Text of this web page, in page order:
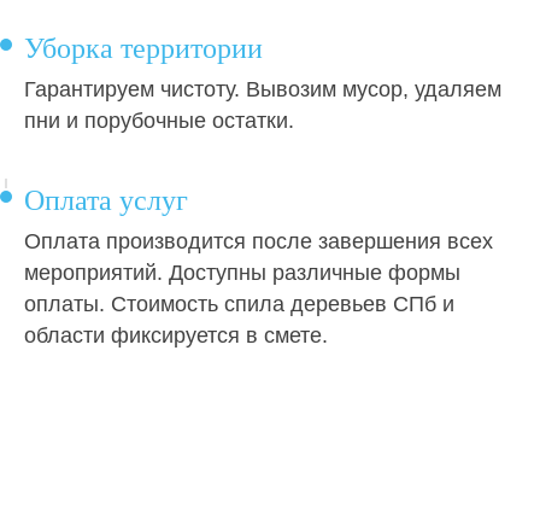
Уборка территории
Гарантируем чистоту. Вывозим мусор, удаляем
пни и порубочные остатки.
Оплата услуг
Оплата производится после завершения всех
мероприятий. Доступны различные формы
оплаты. Стоимость спила деревьев СПб и
области фиксируется в смете.